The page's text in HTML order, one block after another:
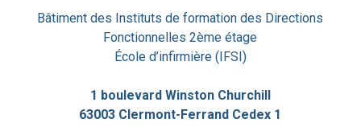
Bâtiment des Instituts de formation des Directions
Fonctionnelles 2ème étage
École d’infirmière (IFSI)
1 boulevard Winston Churchill
63003 Clermont-Ferrand Cedex 1